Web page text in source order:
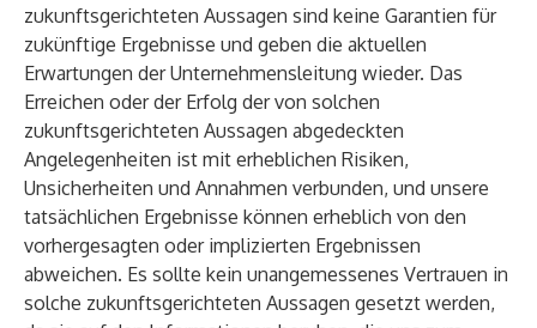
zukunftsgerichteten Aussagen sind keine Garantien für
zukünftige Ergebnisse und geben die aktuellen
Erwartungen der Unternehmensleitung wieder. Das
Erreichen oder der Erfolg der von solchen
zukunftsgerichteten Aussagen abgedeckten
Angelegenheiten ist mit erheblichen Risiken,
Unsicherheiten und Annahmen verbunden, und unsere
tatsächlichen Ergebnisse können erheblich von den
vorhergesagten oder implizierten Ergebnissen
abweichen. Es sollte kein unangemessenes Vertrauen in
solche zukunftsgerichteten Aussagen gesetzt werden,